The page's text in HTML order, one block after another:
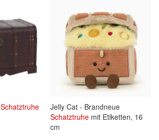
Schatztruhe
Jelly Cat - Brandneue
Schatztruhe mit Etiketten, 16
cm